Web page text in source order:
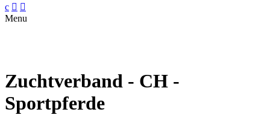
c  
Menu
Zuchtverband - CH -
Sportpferde